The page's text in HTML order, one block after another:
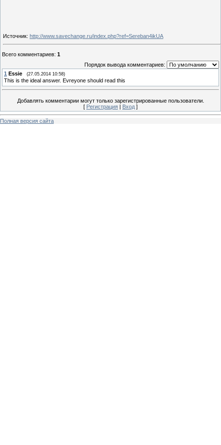
Источник: http://www.savechange.ru/index.php?ref=Sereban4ikUA
Всего комментариев: 1
Порядок вывода комментариев:
1
Essie (27.05.2014 10:58)
This is the ideal answer. Evreyone should read this
Добавлять комментарии могут только зарегистрированные пользователи.
[ Регистрация Вход ]
Полная версия сайта